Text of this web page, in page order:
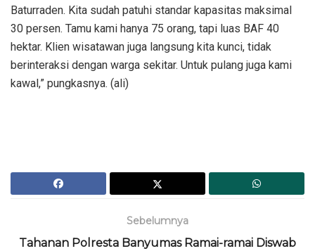
Baturraden. Kita sudah patuhi standar kapasitas maksimal
30 persen. Tamu kami hanya 75 orang, tapi luas BAF 40
hektar. Klien wisatawan juga langsung kita kunci, tidak
berinteraksi dengan warga sekitar. Untuk pulang juga kami
kawal,” pungkasnya. (ali)
Sebelumnya
Tahanan Polresta Banyumas Ramai-ramai Diswab